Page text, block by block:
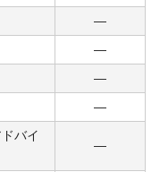
―
―
―
―
バイ
―